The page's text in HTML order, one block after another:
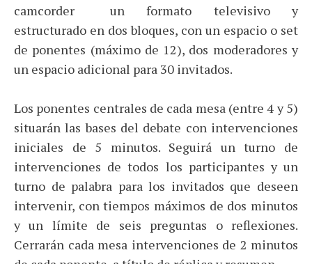
un formato televisivo y
estructurado en dos bloques, con un espacio o set
de ponentes (máximo de 12), dos moderadores y
un espacio adicional para 30 invitados.
Los ponentes centrales de cada mesa (entre 4 y 5)
situarán las bases del debate con intervenciones
iniciales de 5 minutos. Seguirá un turno de
intervenciones de todos los participantes y un
turno de palabra para los invitados que deseen
intervenir, con tiempos máximos de dos minutos
y un límite de seis preguntas o reflexiones.
Cerrarán cada mesa intervenciones de 2 minutos